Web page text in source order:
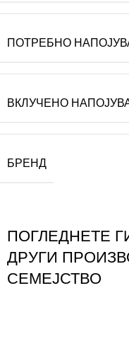
ПОТРЕБНО
ВКЛУЧЕНО
БРЕНД
ПОГЛЕДНЕТЕ
ДРУГИ
СЕМЕЈСТВО